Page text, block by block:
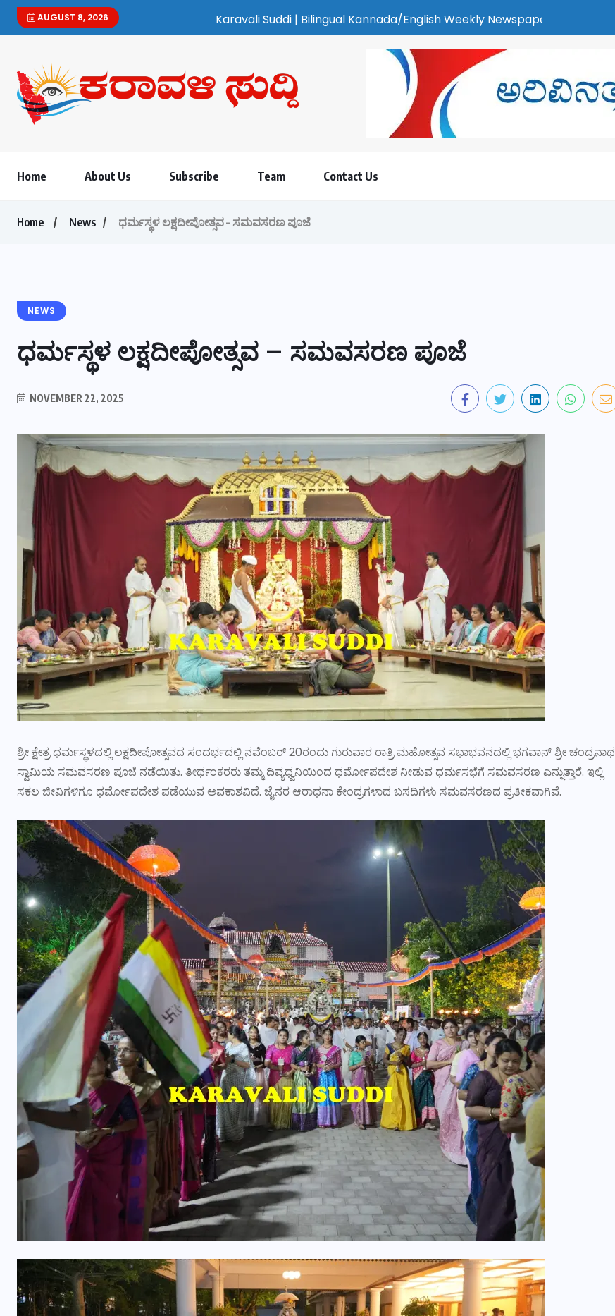
AUGUST 8, 2026Karavali Suddi | Bilingual Kannada/English Weekly Newspaper | ಕರಾವಳಿ ಸುದ್ದಿ - ಅರವಿನತ್ತ ನಮ್ಮ ಚಿತ್ತ
Home About Us Subscribe Team Contact Us
Home News ಧರ್ಮಸ್ಥಳ ಲಕ್ಷದೀಪೋತ್ಸವ – ಸಮವಸರಣ ಪೂಜೆ
NEWS
ಧರ್ಮಸ್ಥಳ ಲಕ್ಷದೀಪೋತ್ಸವ – ಸಮವಸರಣ ಪೂಜೆ
NOVEMBER 22, 2025
ಶ್ರೀ ಕ್ಷೇತ್ರ ಧರ್ಮಸ್ಥಳದಲ್ಲಿ ಲಕ್ಷದೀಪೋತ್ಸವದ ಸಂದರ್ಭದಲ್ಲಿ ನವೆಂಬರ್ 20ರಂದು ಗುರುವಾರ ರಾತ್ರಿ ಮಹೋತ್ಸವ ಸಭಾಭವನದಲ್ಲಿ ಭಗವಾನ್ ಶ್ರೀ ಚಂದ್ರನಾಥ
ಸ್ವಾಮಿಯ ಸಮವಸರಣ ಪೂಜೆ ನಡೆಯಿತು. ತೀರ್ಥಂಕರರು ತಮ್ಮ ದಿವ್ಯಧ್ವನಿಯಿಂದ ಧರ್ಮೋಪದೇಶ ನೀಡುವ ಧರ್ಮಸಭೆಗೆ ಸಮವಸರಣ ಎನ್ನುತ್ತಾರೆ. ಇಲ್ಲಿ
ಸಕಲ ಜೀವಿಗಳಿಗೂ ಧರ್ಮೋಪದೇಶ ಪಡೆಯುವ ಅವಕಾಶವಿದೆ. ಜೈನರ ಆರಾಧನಾ ಕೇಂದ್ರಗಳಾದ ಬಸದಿಗಳು ಸಮವಸರಣದ ಪ್ರತೀಕವಾಗಿವೆ.